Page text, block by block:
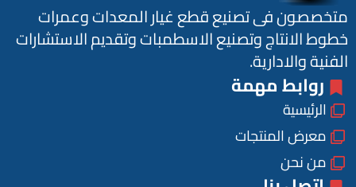
متخصصون فى تصنيع قطع غيار المعدات وعمرات
خطوط الانتاج وتصنيع الاسطمبات وتقديم الاستشارات
الفنية والادارية.
روابط مهمة
الرئيسية
معرض المنتجات
من نحن